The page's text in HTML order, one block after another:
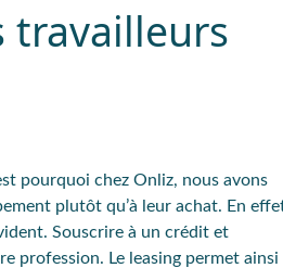
travailleurs
pourquoi chez Onliz, nous avons
plutôt qu’à leur achat. En
Souscrire à un crédit et
profession. Le leasing permet ainsi